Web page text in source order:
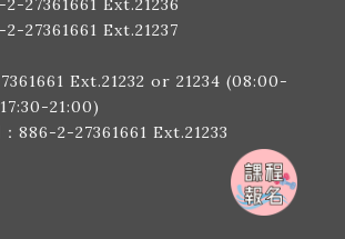
27361661 Ext.21237
Ext.21232 or 21234 (08:00-
21:00)
886-2-27361661 Ext.21233